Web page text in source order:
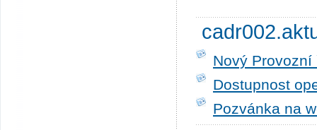
Nový
Dostupnost
Pozvánka na